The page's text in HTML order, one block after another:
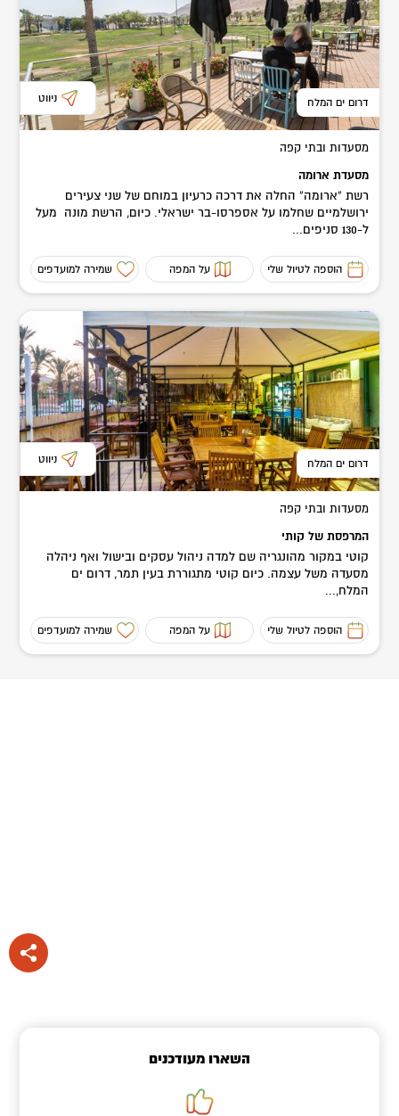
דרום ים המלח ניווט
מסעדות ובתי קפה
מסעדת ארומה
רשת “ארומה” החלה את דרכה כרעיון במוחם של שני צעירים
ירושלמיים שחלמו על אספרסו-בר ישראלי. כיום, הרשת מונה מעל
ל-130 סניפים...
הוספה לטיול שלי על המפה שמירה למועדפים
דרום ים המלח ניווט
מסעדות ובתי קפה
המרפסת של קותי
קוטי במקור מהונגריה שם למדה ניהול עסקים ובישול ואף ניהלה
מסעדה משל עצמה. כיום קוטי מתגוררת בעין תמר, דרום ים
המלח,...
הוספה לטיול שלי על המפה שמירה למועדפים
השארו מעודכנים